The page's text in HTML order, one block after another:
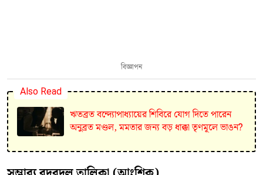
বিজ্ঞাপন
Also Read
ঋতব্রত বন্দ্যোপাধ্যায়ের শিবিরে যোগ দিতে পারেন
অনুব্রত মণ্ডল, মমতার জন্য বড় ধাক্কা তৃণমূলে ভাঙন?